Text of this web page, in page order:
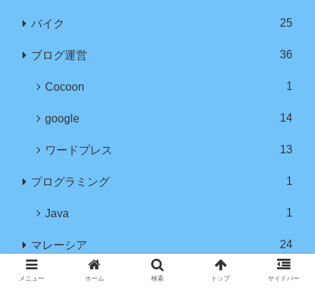
バイク 25
ブログ運営 36
Cocoon 1
google 14
ワードプレス 13
プログラミング 1
Java 1
マレーシア 24
クアラルンプール 12
メニュー ホーム 検索 トップ サイドバー